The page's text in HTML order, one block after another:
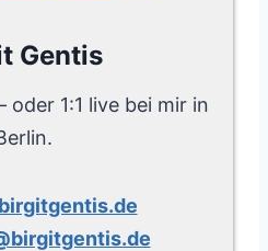
Gentis
oder 1:1 live bei mir in